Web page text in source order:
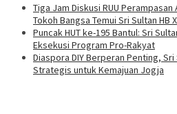
Tiga Jam Diskusi RUU
Tokoh Bangsa Temui Sri Sultan HB
Puncak HUT ke-195 Bantul: Sri
Eksekusi Program Pro-Rakyat
Diaspora DIY Berperan Penting,
Strategis untuk Kemajuan Jogja